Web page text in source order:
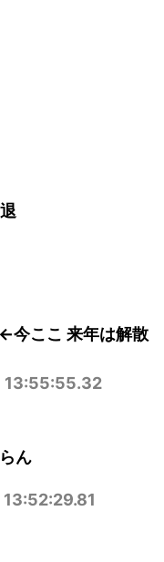
こ 来年は解散
13:55:55.32
ん
13:52:29.81